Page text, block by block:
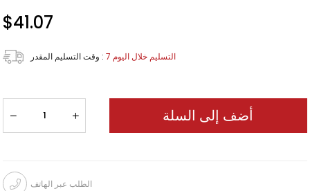
$41.07
وقت التسليم المقدر : 7 التسليم خلال اليوم
الطلب عبر الهاتف